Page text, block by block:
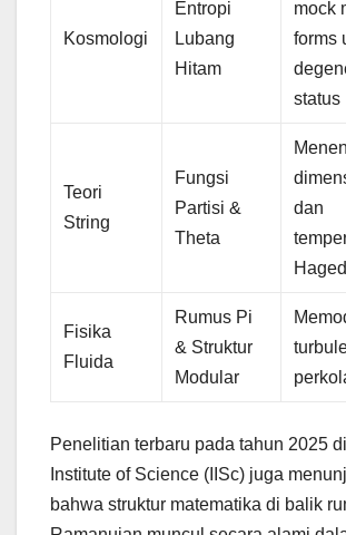
Kosmologi
Entropi
Lubang
Hitam
mock
forms
status
Teori
String
Fungsi
Partisi &
Theta
dan
Fisika
Fluida
Rumus Pi
& Struktur
Modular
Penelitian terbaru pada tahun 2025
Institute of Science (IISc) juga
bahwa struktur matematika di balik